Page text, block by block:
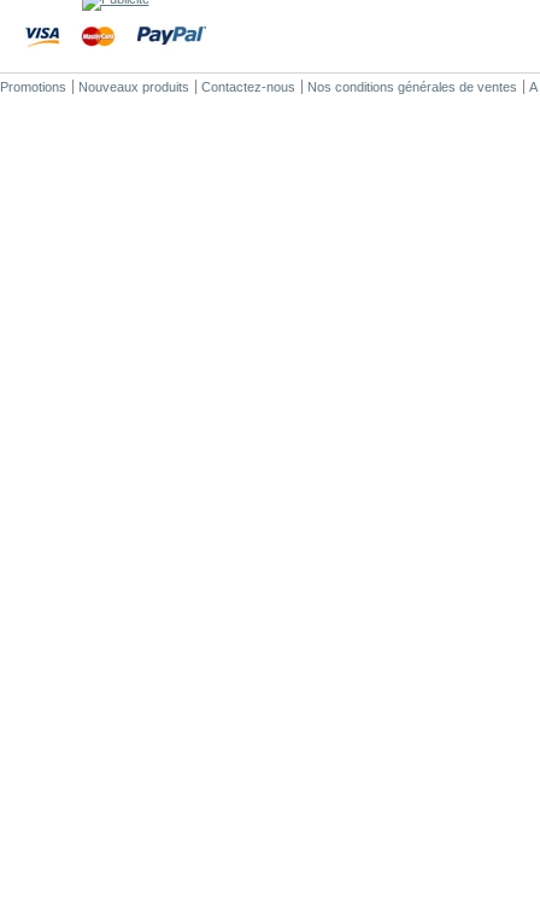
Promotions Nouveaux produits Contactez-nous Nos conditions générales de ventes A